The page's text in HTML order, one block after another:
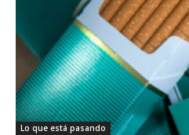
Lo que está pasando